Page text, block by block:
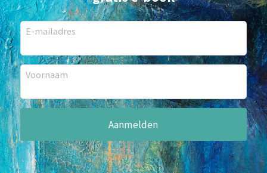
E-mailadres
Voornaam